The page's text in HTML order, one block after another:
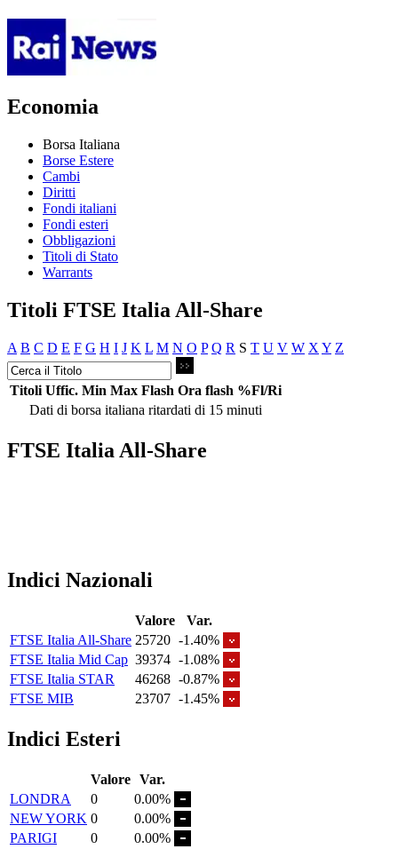
Economia
Borsa Italiana
Borse Estere
Cambi
Diritti
Fondi italiani
Fondi esteri
Obbligazioni
Titoli di Stato
Warrants
Titoli FTSE Italia All-Share
A B C D E F G H I J K L M N O P Q R S T U V W X Y Z
Titoli Uffic. Min Max Flash Ora flash %Fl/Ri
Dati di borsa italiana ritardati di 15 minuti
FTSE Italia All-Share
Indici Nazionali
Valore
Var.
FTSE Italia All-Share 25720 -1.40%
FTSE Italia Mid Cap 39374 -1.08%
FTSE Italia STAR
46268 -0.87%
FTSE MIB
23707 -1.45%
Indici Esteri
Valore Var.
LONDRA
0
0.00%
NEW YORK 0
0.00%
PARIGI
0
0.00%